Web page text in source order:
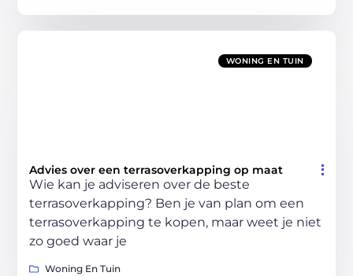
WONING EN TUIN
Advies over een terrasoverkapping op maat
Wie kan je adviseren over de beste
terrasoverkapping? Ben je van plan om een
terrasoverkapping te kopen, maar weet je niet
zo goed waar je
Woning En Tuin